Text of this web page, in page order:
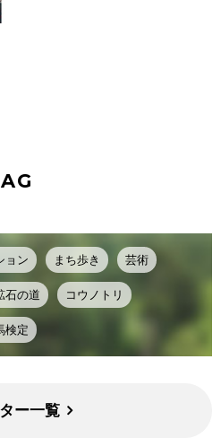
ョン まち歩き 芸術
石の道 コウノトリ
検定
ー一覧